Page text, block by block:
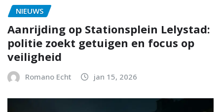
NIEUWS
Aanrijding op Stationsplein Lelystad:
politie zoekt getuigen en focus op
veiligheid
Romano Echt jan 15, 2026